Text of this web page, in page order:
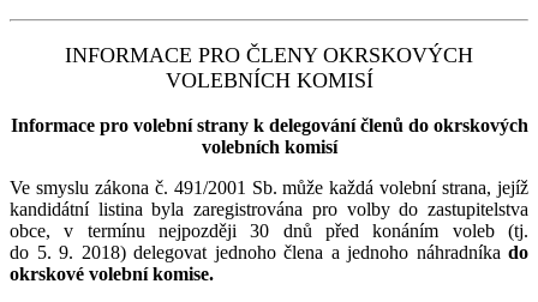
INFORMACE PRO ČLENY OKRSKOVÝCH
VOLEBNÍCH KOMISÍ
Informace pro volební strany k delegování členů do okrskových
volebních komisí
Ve smyslu zákona č. 491/2001 Sb. může každá volební strana, jejíž
kandidátní listina byla zaregistrována pro volby do zastupitelstva
obce, v termínu nejpozději 30 dnů před konáním voleb (tj.
do 5. 9. 2018) delegovat jednoho člena a jednoho náhradníka do
okrskové volební komise.